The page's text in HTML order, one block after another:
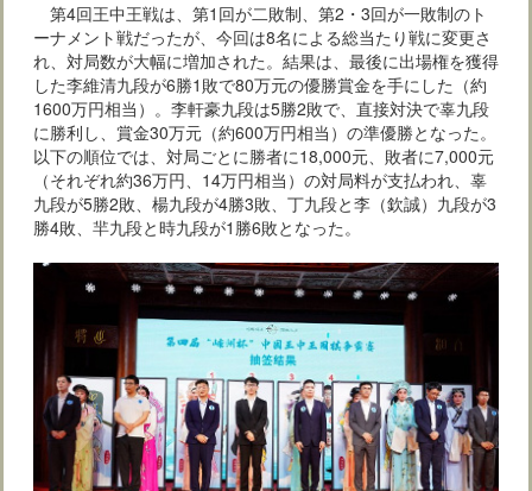
第4回王中王戦は、第1回が二敗制、第2・3回が一敗制のト
ーナメント戦だったが、今回は8名による総当たり戦に変更さ
れ、対局数が大幅に増加された。結果は、最後に出場権を獲得
した李維清九段が6勝1敗で80万元の優勝賞金を手にした（約
1600万円相当）。李軒豪九段は5勝2敗で、直接対決で辜九段
に勝利し、賞金30万元（約600万円相当）の準優勝となった。
以下の順位では、対局ごとに勝者に18,000元、敗者に7,000元
（それぞれ約36万円、14万円相当）の対局料が支払われ、辜
九段が5勝2敗、楊九段が4勝3敗、丁九段と李（欽誠）九段が3
勝4敗、羋九段と時九段が1勝6敗となった。